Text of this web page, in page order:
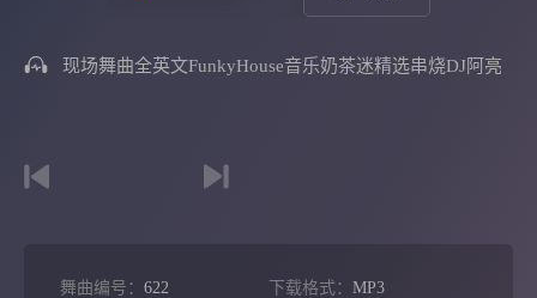
现场舞曲全英文FunkyHouse音乐奶茶迷精选串烧DJ阿亮
舞曲编号： 622 下载格式： MP3